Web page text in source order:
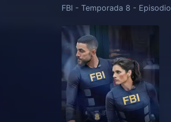
FBI - Temporada 8 - Episodio